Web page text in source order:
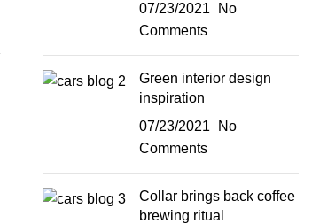
07/23/2021
No
Comments
Green interior design
inspiration
07/23/2021
No
Comments
Collar brings back coffee
brewing ritual